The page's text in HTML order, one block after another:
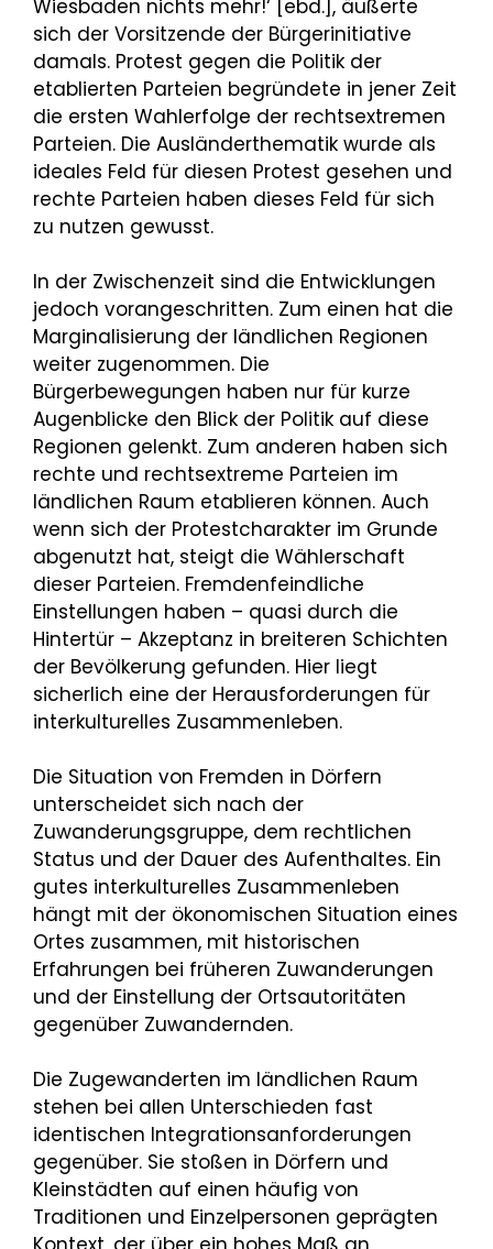
Wiesbaden nichts mehr!‘ [ebd.], äußerte
sich der Vorsitzende der Bürgerinitiative
damals. Protest gegen die Politik der
etablierten Parteien begründete in jener Zeit
die ersten Wahlerfolge der rechtsextremen
Parteien. Die Ausländerthematik wurde als
ideales Feld für diesen Protest gesehen und
rechte Parteien haben dieses Feld für sich
zu nutzen gewusst.
In der Zwischenzeit sind die Entwicklungen
jedoch vorangeschritten. Zum einen hat die
Marginalisierung der ländlichen Regionen
weiter zugenommen. Die
Bürgerbewegungen haben nur für kurze
Augenblicke den Blick der Politik auf diese
Regionen gelenkt. Zum anderen haben sich
rechte und rechtsextreme Parteien im
ländlichen Raum etablieren können. Auch
wenn sich der Protestcharakter im Grunde
abgenutzt hat, steigt die Wählerschaft
dieser Parteien. Fremdenfeindliche
Einstellungen haben – quasi durch die
Hintertür – Akzeptanz in breiteren Schichten
der Bevölkerung gefunden. Hier liegt
sicherlich eine der Herausforderungen für
interkulturelles Zusammenleben.
Die Situation von Fremden in Dörfern
unterscheidet sich nach der
Zuwanderungsgruppe, dem rechtlichen
Status und der Dauer des Aufenthaltes. Ein
gutes interkulturelles Zusammenleben
hängt mit der ökonomischen Situation eines
Ortes zusammen, mit historischen
Erfahrungen bei früheren Zuwanderungen
und der Einstellung der Ortsautoritäten
gegenüber Zuwandernden.
Die Zugewanderten im ländlichen Raum
stehen bei allen Unterschieden fast
identischen Integrationsanforderungen
gegenüber. Sie stoßen in Dörfern und
Kleinstädten auf einen häufig von
Traditionen und Einzelpersonen geprägten